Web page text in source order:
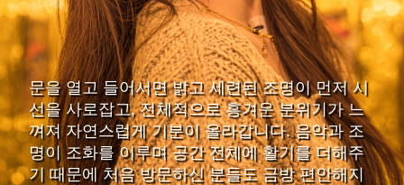
문을 열고 들어서면 밝고 세련된 조명이 먼저 시
선을 사로잡고, 전체적으로 흥겨운 분위기가 느
껴져 자연스럽게 기분이 올라갑니다. 음악과 조
명이 조화를 이루며 공간 전체에 활기를 더해주
기 때문에 처음 방문하신 분들도 금방 편안해지